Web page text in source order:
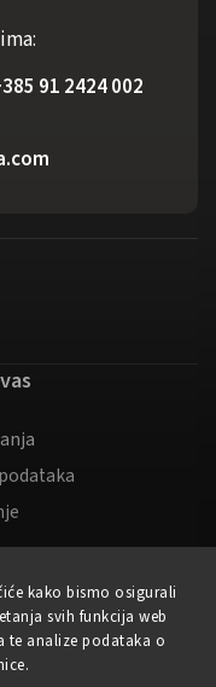
kako bismo osigurali
svih funkcija web
te analize podataka o
91 2424 002